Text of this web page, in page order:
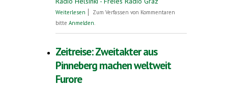
Weiterlesen über Querbeet mit Vilja und Gästen zum
Zum Verfassen von Kommentaren
bitte Anmelden
Zeitreise: Zweitakter aus
Pinneberg machen weltweit
Furore